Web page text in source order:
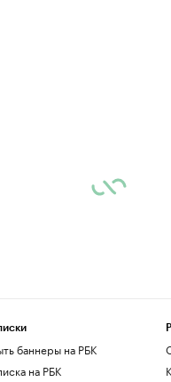
баннеры на РБК
на РБК